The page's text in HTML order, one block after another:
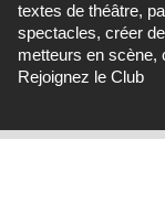
textes de théâtre,
spectacles, créer
metteurs en scène,
Rejoignez le Club